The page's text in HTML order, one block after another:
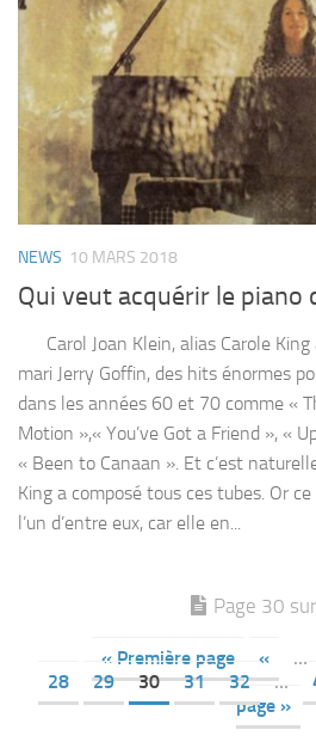
NEWS 10 MARS 2018
Qui veut acquérir le piano
Carol Joan Klein, alias Carole King
mari Jerry Goffin, des hits énormes
dans les années 60 et 70 comme «
Motion »,« You’ve Got a Friend », «
« Been to Canaan ». Et c’est
King a composé tous ces tubes. Or
l’un d’entre eux, car elle en...
Page 30
« Première page « …
28
29 30 31 32 …
page »